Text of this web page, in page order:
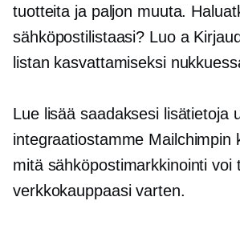
tuotteita ja paljon muuta.
sähköpostilistaasi? Luo a
listan kasvattamiseksi
Lue lisää saadaksesi lisätietoja
integraatiostamme Mailchimpin
mitä sähköpostimarkkinointi voi
verkkokauppaasi varten.